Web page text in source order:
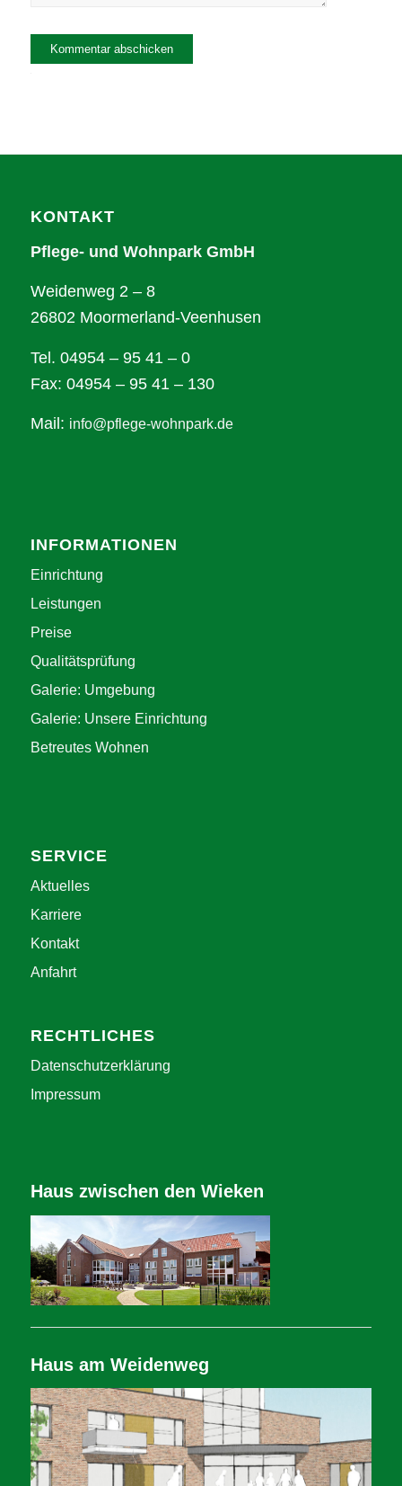
KONTAKT
Pflege- und Wohnpark GmbH
Weidenweg 2 – 8
26802 Moormerland-Veenhusen
Tel. 04954 – 95 41 – 0
Fax: 04954 – 95 41 – 130
Mail: info@pflege-wohnpark.de
INFORMATIONEN
Einrichtung
Leistungen
Preise
Qualitätsprüfung
Galerie: Umgebung
Galerie: Unsere Einrichtung
Betreutes Wohnen
SERVICE
Aktuelles
Karriere
Kontakt
Anfahrt
RECHTLICHES
Datenschutzerklärung
Impressum
Haus zwischen den Wieken
Haus am Weidenweg